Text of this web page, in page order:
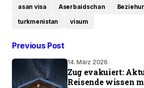
asan visa Aserbaidschan
turkmenistan
visum
Previous Post
14. März 2026
Zug evakuiert:
Reisende wissen